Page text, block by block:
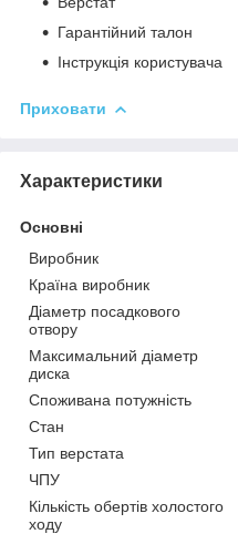
Гарантійний талон
Інструкція користувача
Приховати
Характеристики
Основні
Виробник
Країна виробник
Діаметр посадкового
отвору
Максимальний діаметр
диска
Споживана потужність
Стан
Тип верстата
ЧПУ
Кількість обертів холостого
ходу